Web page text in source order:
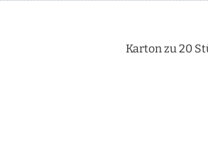
Karton zu 20